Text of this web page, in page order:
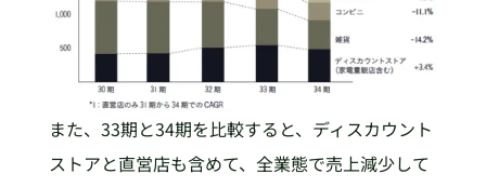
また、33期と34期を比較すると、ディスカウント
ストアと直営店も含めて、全業態で売上減少して